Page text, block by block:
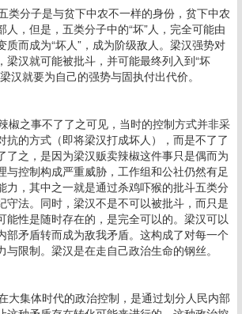
类分子是与贫下中农不一样的身份，贫下中农
人，但是，五类分子中的“坏”人，完全可能由
质而成为“坏人”，成为阶级敌人。梁汉强势对
梁汉就可能被批斗，并可能最终列入到“坏
汉就要为自己的强势与固执付出代价。
椒之事不了了之可见，当时的控制方式并非采
抗的方式（即将梁汉打成坏人），而是不了了
了之，是因为梁汉贩卖辣椒这件事只是偶而为
与控制构成严重威胁，工作组和公社仍然有足
力，其中之一就是通过杀鸡吓猴的批斗五类分
守法。同时，梁汉不是不可以被批斗，而只是
能性是随时存在的，是完全可以的。梁汉可以
部矛盾转而成为敌我矛盾。这构成了对每一个
与限制。梁汉是在走自己政治生命的钢丝。
大集体时代的政治控制，是通过划分人民内部